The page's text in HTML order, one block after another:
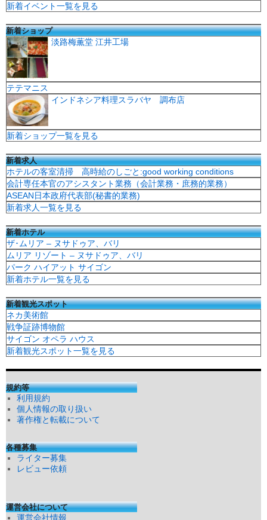
新着イベント一覧を見る
新着ショップ
淡路梅薫堂 江井工場
テテマニス
インドネシア料理スラバヤ 調布店
新着ショップ一覧を見る
新着求人
ホテルの客室清掃 高時給のしごと:good working conditions
会計専任本官のアシスタント業務（会計業務・庶務的業務）
ASEAN日本政府代表部(秘書的業務)
新着求人一覧を見る
新着ホテル
ザ･ムリア – ヌサドゥア、バリ
ムリア リゾート – ヌサドゥア、バリ
パーク ハイアット サイゴン
新着ホテル一覧を見る
新着観光スポット
ネカ美術館
戦争証跡博物館
サイゴン オペラ ハウス
新着観光スポット一覧を見る
規約等
利用規約
個人情報の取り扱い
著作権と転載について
各種募集
ライター募集
レビュー依頼
運営会社について
運営会社情報